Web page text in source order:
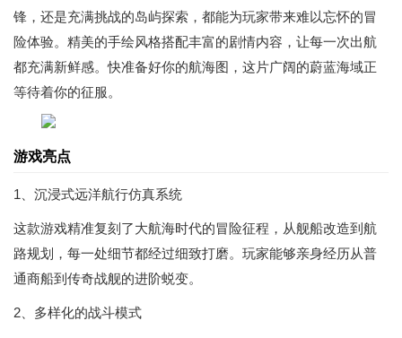
锋，还是充满挑战的岛屿探索，都能为玩家带来难以忘怀的冒
险体验。精美的手绘风格搭配丰富的剧情内容，让每一次出航
都充满新鲜感。快准备好你的航海图，这片广阔的蔚蓝海域正
等待着你的征服。
游戏亮点
1、沉浸式远洋航行仿真系统
这款游戏精准复刻了大航海时代的冒险征程，从舰船改造到航
路规划，每一处细节都经过细致打磨。玩家能够亲身经历从普
通商船到传奇战舰的进阶蜕变。
2、多样化的战斗模式